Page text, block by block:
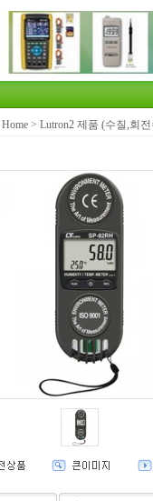
Home > Lutron2 제품 (수질,회